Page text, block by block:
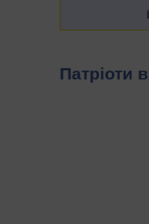
Патріоти